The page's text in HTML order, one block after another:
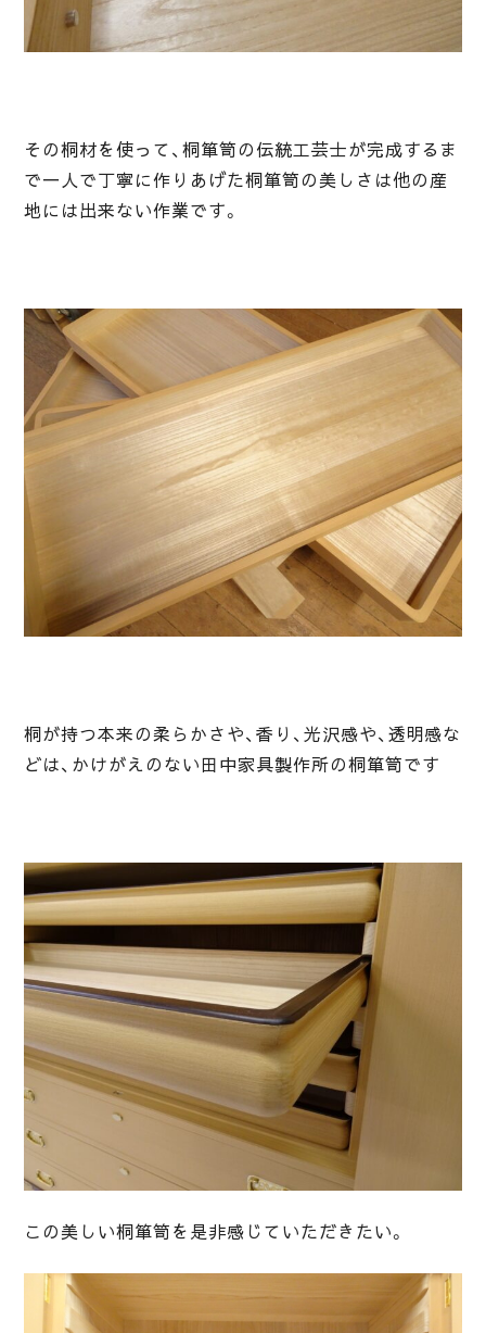
その桐材を使って、桐箪笥の伝統工芸士が完成するま
で一人で丁寧に作りあげた桐箪笥の美しさは他の産
地には出来ない作業です。
桐が持つ本来の柔らかさや、香り、光沢感や、透明感な
どは、かけがえのない田中家具製作所の桐箪笥です
この美しい桐箪笥を是非感じていただきたい。